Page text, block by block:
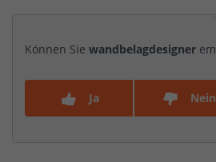
Können Sie wandbelagdesigner
Ja Nein